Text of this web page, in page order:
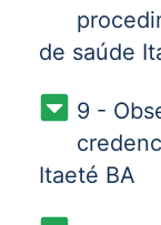
de saúde
9 -
Itaeté BA